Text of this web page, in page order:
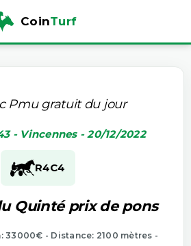
CoinTurf
Pmu gratuit du jour
- Vincennes - 20/12/2022
R4C4
Quinté prix de pons
33000€ - Distance: 2100 mètres -